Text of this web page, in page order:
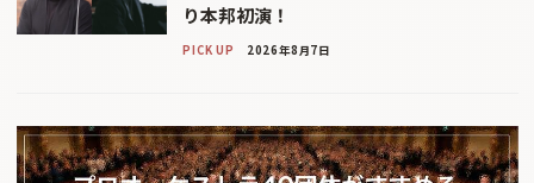
り本邦初演！
PICK UP 2026年8月7日